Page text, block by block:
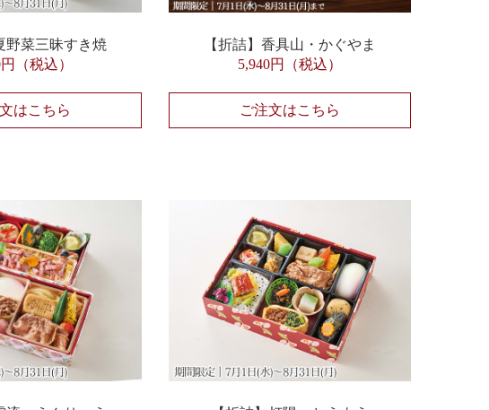
野菜三昧すき焼
（税込）
はこちら
【折詰】香具山・かぐやま
5,940円（税込）
ご注文はこちら